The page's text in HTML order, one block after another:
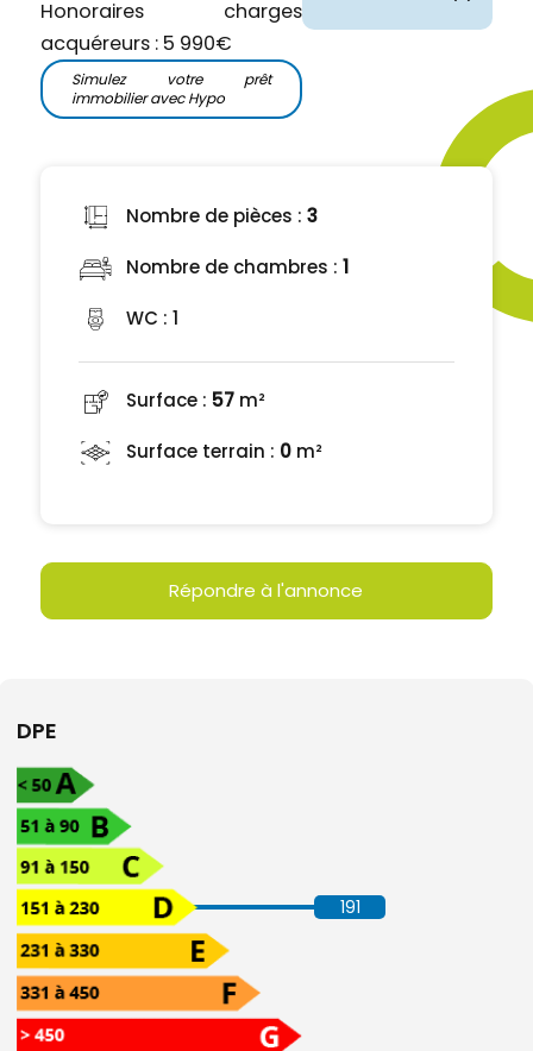
Honoraires charges
acquéreurs : 5 990€
Simulez votre prêt
immobilier avec Hypo
Nombre de pièces : 3
Nombre de chambres : 1
WC : 1
Surface : 57 m²
Surface terrain : 0 m²
Répondre à l'annonce
DPE
191